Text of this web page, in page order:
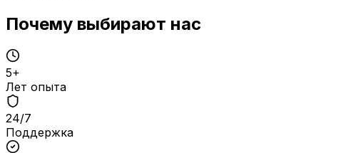
Почему выбирают нас
5+
Лет опыта
24/7
Поддержка